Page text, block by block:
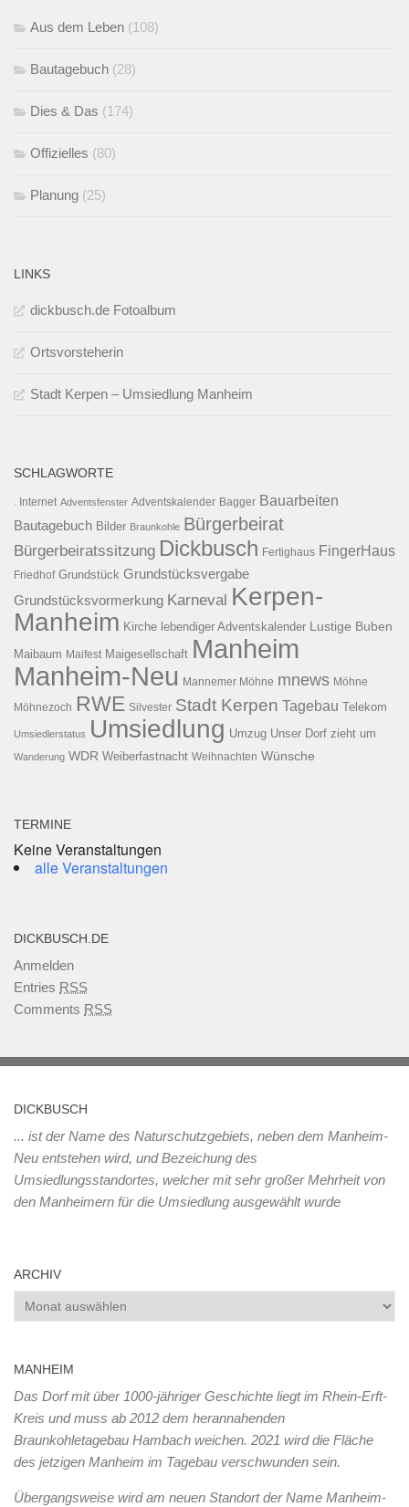
Aus dem Leben (108)
Bautagebuch (28)
Dies & Das (174)
Offizielles (80)
Planung (25)
LINKS
dickbusch.de Fotoalbum
Ortsvorsteherin
Stadt Kerpen – Umsiedlung Manheim
SCHLAGWORTE
. Internet Adventsfenster Adventskalender Bagger Bauarbeiten
Bautagebuch Bilder Braunkohle Bürgerbeirat
Bürgerbeiratssitzung Dickbusch Fertighaus FingerHaus
Friedhof Grundstück Grundstücksvergabe
Grundstücksvormerkung Karneval Kerpen-
Manheim Kirche lebendiger Adventskalender Lustige Buben
Maibaum Maifest Maigesellschaft Manheim
Manheim-Neu Mannemer Möhne mnews Möhne
Möhnezoch RWE Silvester Stadt Kerpen Tagebau Telekom
Umsiedlerstatus Umsiedlung Umzug Unser Dorf zieht um
Wanderung WDR Weiberfastnacht Weihnachten Wünsche
TERMINE
Keine Veranstaltungen
alle Veranstaltungen
DICKBUSCH.DE
Anmelden
Entries RSS
Comments RSS
DICKBUSCH
... ist der Name des Naturschutzgebiets, neben dem Manheim-
Neu entstehen wird, und Bezeichung des
Umsiedlungsstandortes, welcher mit sehr großer Mehrheit von
den Manheimern für die Umsiedlung ausgewählt wurde
ARCHIV
Archiv
MANHEIM
Das Dorf mit über 1000-jähriger Geschichte liegt im Rhein-Erft-
Kreis und muss ab 2012 dem herannahenden
Braunkohletagebau Hambach weichen. 2021 wird die Fläche
des jetzigen Manheim im Tagebau verschwunden sein.
Übergangsweise wird am neuen Standort der Name Manheim-